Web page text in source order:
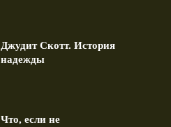
Джудит Скотт. История
надежды
Что, если не